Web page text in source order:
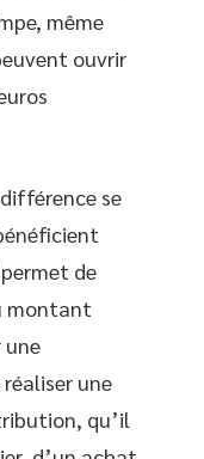
même
ouvrir
se
de
montant
une
qu’il